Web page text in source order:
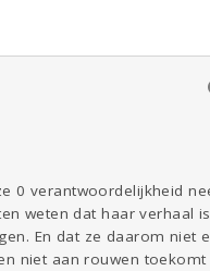
0 verantwoordelijkheid
weten dat haar verhaal
En dat ze daarom niet
niet aan rouwen toekomt